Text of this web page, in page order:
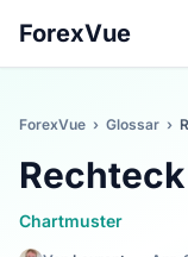
ForexVue
ForexVue › Glossar ›
Rechteck
Chartmuster